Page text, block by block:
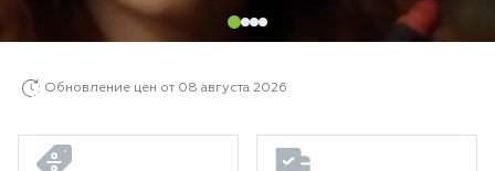
Обновление цен от 08 августа 2026